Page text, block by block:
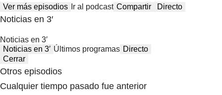
Ver más episodios Ir al podcast Compartir Directo
Noticias en 3′
Noticias en 3′
Noticias en 3′ Últimos programas Directo
Cerrar
Otros episodios
Cualquier tiempo pasado fue anterior